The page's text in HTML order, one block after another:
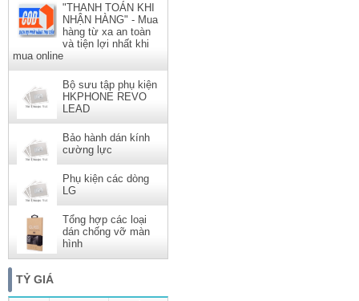
"THANH TOÁN KHI
NHẬN HÀNG" - Mua
hàng từ xa an toàn
và tiện lợi nhất khi
mua online
Bộ sưu tập phụ kiện
HKPHONE REVO
LEAD
Bảo hành dán kính
cường lực
Phụ kiện các dòng
LG
Tổng hợp các loại
dán chống vỡ màn
hình
TỶ GIÁ